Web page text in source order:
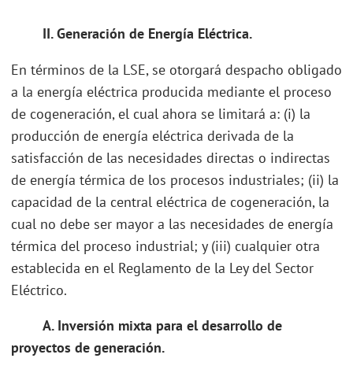
II. Generación de Energía Eléctrica.
En términos de la LSE, se otorgará despacho obligado
a la energía eléctrica producida mediante el proceso
de cogeneración, el cual ahora se limitará a: (i) la
producción de energía eléctrica derivada de la
satisfacción de las necesidades directas o indirectas
de energía térmica de los procesos industriales; (ii) la
capacidad de la central eléctrica de cogeneración, la
cual no debe ser mayor a las necesidades de energía
térmica del proceso industrial; y (iii) cualquier otra
establecida en el Reglamento de la Ley del Sector
Eléctrico.
A. Inversión mixta para el desarrollo de
proyectos de generación.